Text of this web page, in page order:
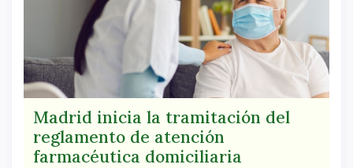
Madrid inicia la tramitación del
reglamento de atención
farmacéutica domiciliaria